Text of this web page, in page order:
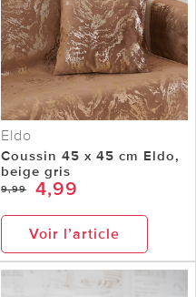
Eldo
Coussin 45 x 45 cm Eldo,
beige gris
9,99 4,99
Voir l’article